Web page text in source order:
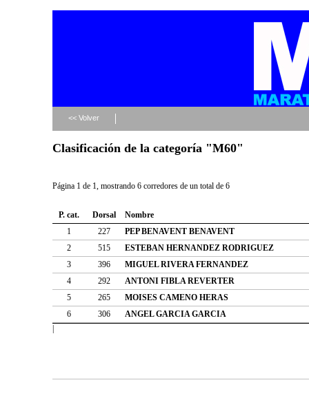
<< Volver
Clasificación de la categoría "M60"
Página 1 de 1, mostrando 6 corredores de un total de 6
P. cat. Dorsal
Nombre
1
227
PEP BENAVENT BENAVENT
2
515
ESTEBAN HERNANDEZ RODRIGUEZ
3
396
MIGUEL RIVERA FERNANDEZ
4
292
ANTONI FIBLA REVERTER
5
265
MOISES CAMENO HERAS
6
306
ANGEL GARCIA GARCIA
|